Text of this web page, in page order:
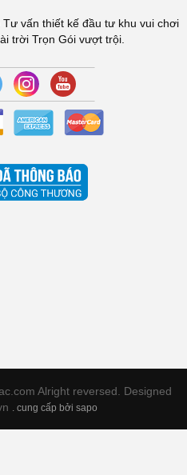
vấn thiết kế đầu tư khu vui chơi
trời Trọn Gói vượt trội.
Alright reversed. Designed
cung cấp bởi sapo